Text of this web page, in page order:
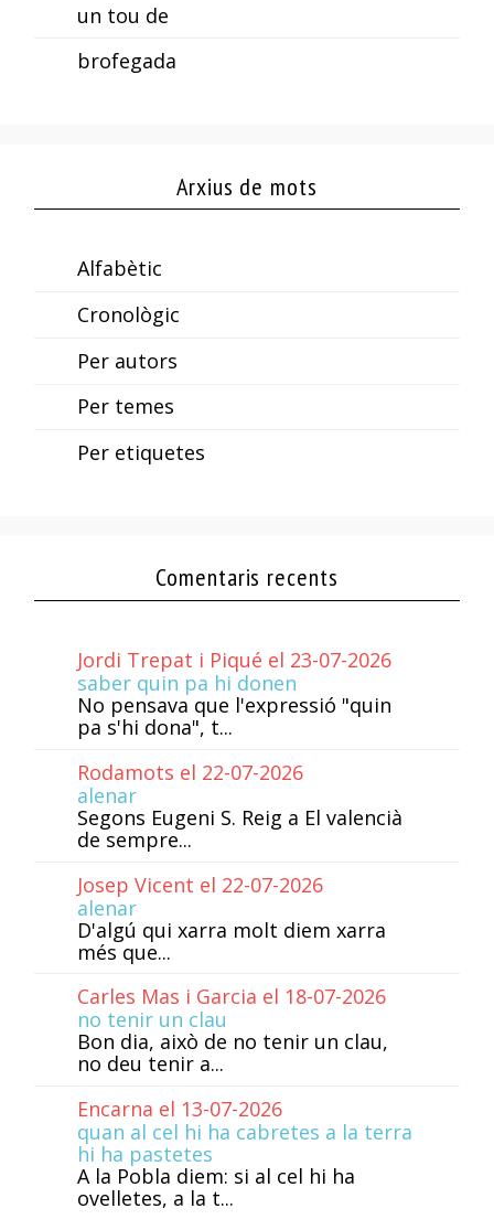
un tou de
brofegada
Arxius de mots
Alfabètic
Cronològic
Per autors
Per temes
Per etiquetes
Comentaris recents
Jordi Trepat i Piqué el 23-07-2026
saber quin pa hi donen
No pensava que l'expressió "quin
pa s'hi dona", t...
Rodamots el 22-07-2026
alenar
Segons Eugeni S. Reig a El valencià
de sempre...
Josep Vicent el 22-07-2026
alenar
D'algú qui xarra molt diem xarra
més que...
Carles Mas i Garcia el 18-07-2026
no tenir un clau
Bon dia, això de no tenir un clau,
no deu tenir a...
Encarna el 13-07-2026
quan al cel hi ha cabretes a la terra
hi ha pastetes
A la Pobla diem: si al cel hi ha
ovelletes, a la t...